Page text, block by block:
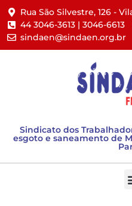
Rua São Silvestre, 126 -
44 3046-3613 | 3046-6613​
sindaen@sindaen.org.br
Sindicato dos
esgoto e saneamento de